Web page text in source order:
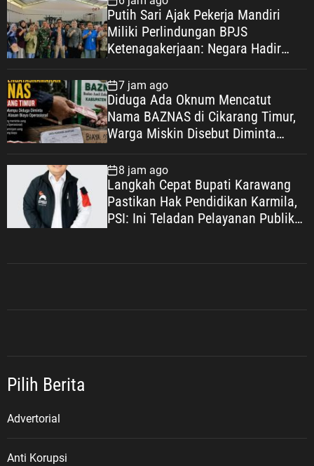
Putih Sari Ajak Pekerja Mandiri
Miliki Perlindungan BPJS
Ketenagakerjaan: Negara Hadir
Kesejahteraan
7 jam ago
Diduga Ada Oknum Mencatut
Nama BAZNAS di Cikarang Timur,
Warga Miskin Disebut Diminta
Operasional
8 jam ago
Langkah Cepat Bupati Karawang
Pastikan Hak Pendidikan Karmila,
PSI: Ini Teladan Pelayanan Publik
Pilih Berita
Advertorial
Anti Korupsi